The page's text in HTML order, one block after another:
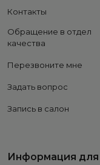
Контакты
Обращение в отдел
качества
Перезвоните мне
Задать вопрос
Запись в салон
Информация для